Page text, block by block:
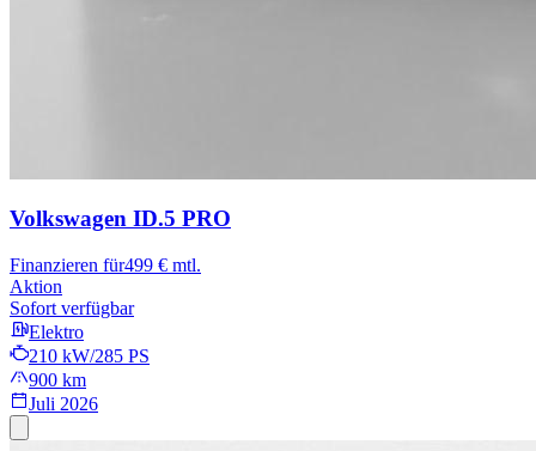
Volkswagen ID.5 PRO
Finanzieren für499 € mtl.
Aktion
Sofort verfügbar
Elektro
210 kW/285 PS
900 km
Juli 2026